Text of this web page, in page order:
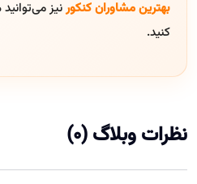
بهترین مشاوران کنکورنیز
کنید.
نظرات وبلاگ (0)